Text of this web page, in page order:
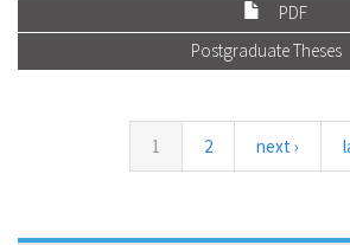
PDF
Postgraduate Theses
1 2 next ›